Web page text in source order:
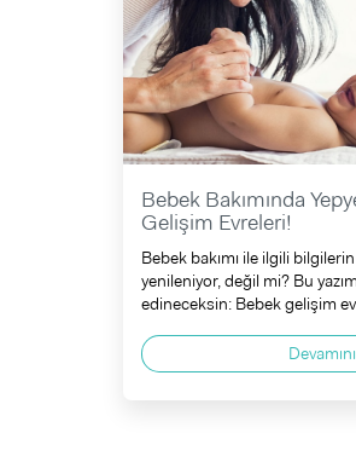
Bebek Bakımında
Gelişim Evreleri!
Bebek bakımı ile ilgili
yenileniyor, değil mi? Bu
edineceksin: Bebek gelişim